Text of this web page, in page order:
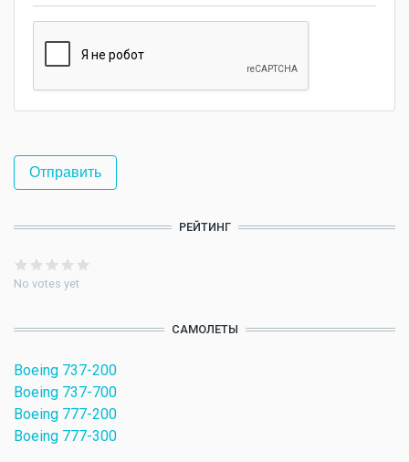
РЕЙТИНГ
No votes yet
САМОЛЕТЫ
Boeing 737-200
Boeing 737-700
Boeing 777-200
Boeing 777-300